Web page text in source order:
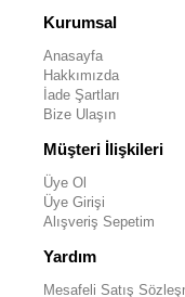
Kurumsal
Anasayfa
Hakkımızda
İade Şartları
Bize Ulaşın
Müşteri İlişkileri
Üye Ol
Üye Girişi
Alışveriş Sepetim
Yardım
Mesafeli Satış